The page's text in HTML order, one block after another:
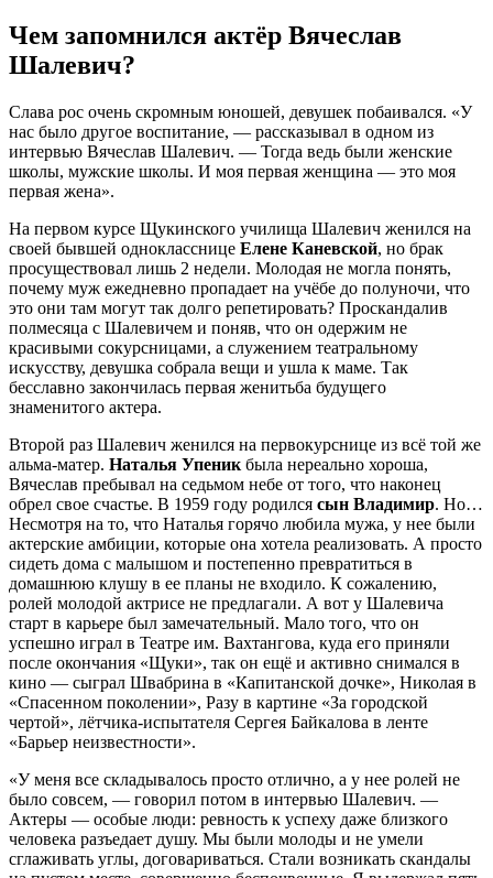
Чем запомнился актёр Вячеслав
Шалевич?
Слава рос очень скромным юношей, девушек побаивался. «У
нас было другое воспитание, — рассказывал в одном из
интервью Вячеслав Шалевич. — Тогда ведь были женские
школы, мужские школы. И моя первая женщина — это моя
первая жена».
На первом курсе Щукинского училища Шалевич женился на
своей бывшей однокласснице Елене Каневской, но брак
просуществовал лишь 2 недели. Молодая не могла понять,
почему муж ежедневно пропадает на учёбе до полуночи, что
это они там могут так долго репетировать? Проскандалив
полмесяца с Шалевичем и поняв, что он одержим не
красивыми сокурсницами, а служением театральному
искусству, девушка собрала вещи и ушла к маме. Так
бесславно закончилась первая женитьба будущего
знаменитого актера.
Второй раз Шалевич женился на первокурснице из всё той же
альма-матер. Наталья Упеник была нереально хороша,
Вячеслав пребывал на седьмом небе от того, что наконец
обрел свое счастье. В 1959 году родился сын Владимир. Но…
Несмотря на то, что Наталья горячо любила мужа, у нее были
актерские амбиции, которые она хотела реализовать. А просто
сидеть дома с малышом и постепенно превратиться в
домашнюю клушу в ее планы не входило. К сожалению,
ролей молодой актрисе не предлагали. А вот у Шалевича
старт в карьере был замечательный. Мало того, что он
успешно играл в Театре им. Вахтангова, куда его приняли
после окончания «Щуки», так он ещё и активно снимался в
кино — сыграл Швабрина в «Капитанской дочке», Николая в
«Спасенном поколении», Разу в картине «За городской
чертой», лётчика-испытателя Сергея Байкалова в ленте
«Барьер неизвестности».
«У меня все складывалось просто отлично, а у нее ролей не
было совсем, — говорил потом в интервью Шалевич. —
Актеры — особые люди: ревность к успеху даже близкого
человека разъедает душу. Мы были молоды и не умели
сглаживать углы, договариваться. Стали возникать скандалы